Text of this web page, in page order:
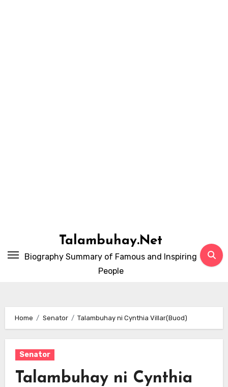
Talambuhay.Net
Biography Summary of Famous and Inspiring
People
Home Senator Talambuhay ni Cynthia Villar(Buod)
Senator
Talambuhay ni Cynthia